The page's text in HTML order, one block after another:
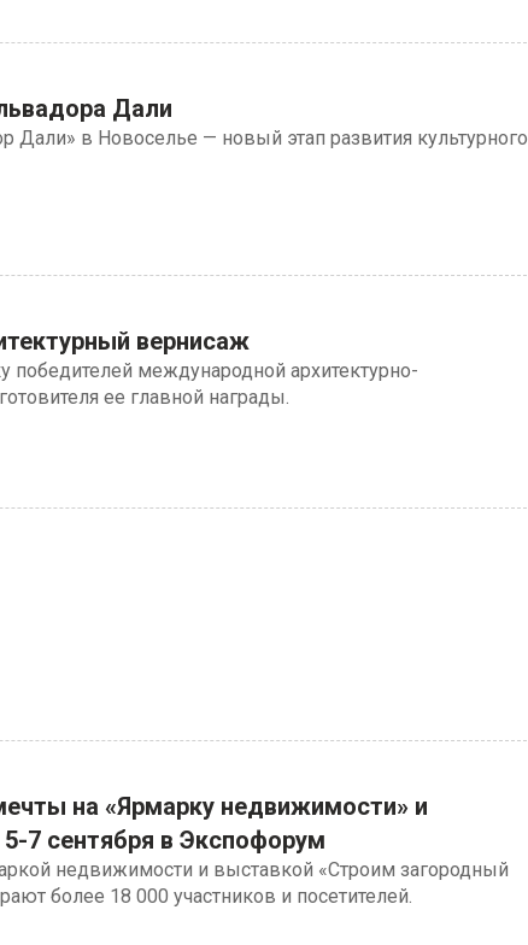
Дали
Дали» в Новоселье — новый этап развития культурного
вернисаж
международной архитектурно-
ее главной награды.
на «Ярмарку недвижимости» и
7 сентября в Экспофорум
недвижимости и выставкой «Строим загородный
более 18 000 участников и посетителей.